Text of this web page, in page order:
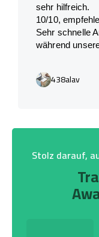
sehr hilfreich.
10/10,
Sehr schnelle
während
438alav
Stolz darauf,